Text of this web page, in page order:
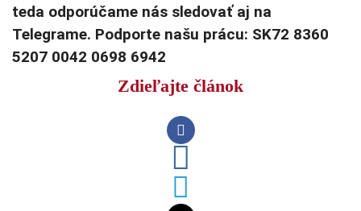
teda odporúčame nás sledovať aj na
Telegrame. Podporte našu prácu: SK72 8360
5207 0042 0698 6942
Zdieľajte článok